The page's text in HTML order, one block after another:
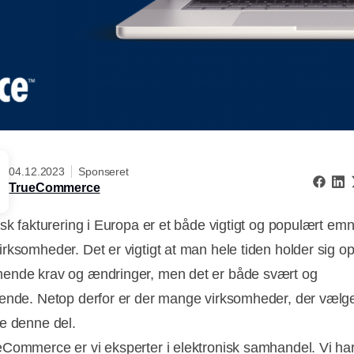
04.12.2023 Sponseret
TrueCommerce
fakturering i Europa er et både vigtigt og populært
Det er vigtigt at man hele tiden holder sig
krav og ændringer, men det er både svært og
Netop derfor er der mange virksomheder, der
denne del.
er vi eksperter i elektronisk samhandel. Vi